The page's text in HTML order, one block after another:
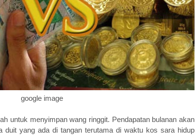
google image
untuk menyimpan wang ringgit. Pendapatan bulanan akan
duit yang ada di tangan terutama di waktu kos sara hidup